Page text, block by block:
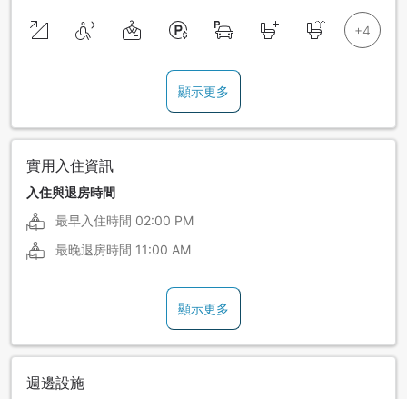
顯示更多
實用入住資訊
入住與退房時間
最早入住時間 02:00 PM
最晚退房時間 11:00 AM
顯示更多
週邊設施